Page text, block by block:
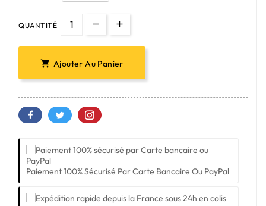
QUANTITÉ
 Ajouter Au Panier
Paiement 100% Sécurisé Par Carte Bancaire Ou PayPal